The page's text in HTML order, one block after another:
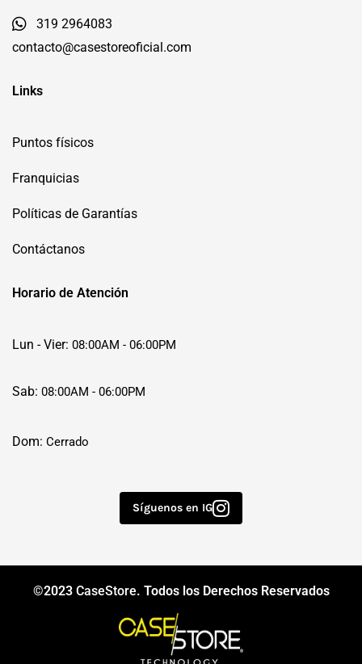
319 2964083
contacto@casestoreoficial.com
Links
Puntos físicos
Franquicias
Políticas de Garantías
Contáctanos
Horario de Atención
Lun - Vier: 08:00AM - 06:00PM
Sab: 08:00AM - 06:00PM
Dom: Cerrado
Síguenos en IG
©2023 CaseStore. Todos los Derechos Reservados